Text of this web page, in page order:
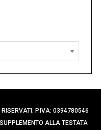
P.IVA: 0394780546
ALLA TESTATA